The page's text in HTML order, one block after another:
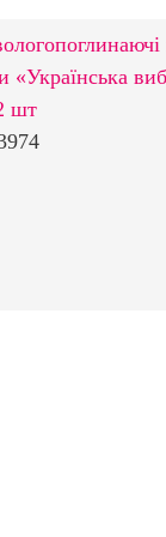
«Українська
шт